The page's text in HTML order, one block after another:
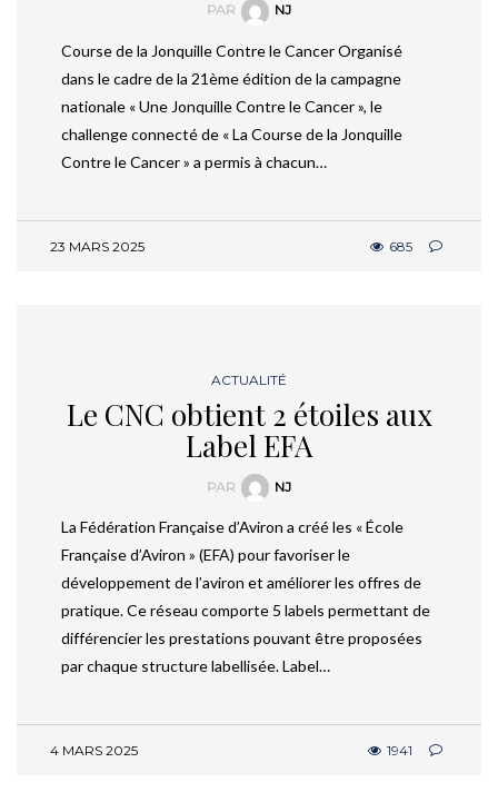
PAR NJ
Course de la Jonquille Contre le Cancer Organisé
dans le cadre de la 21ème édition de la campagne
nationale « Une Jonquille Contre le Cancer », le
challenge connecté de « La Course de la Jonquille
Contre le Cancer » a permis à chacun…
23 MARS 2025 685
ACTUALITÉ
Le CNC obtient 2 étoiles aux
Label EFA
PAR NJ
La Fédération Française d’Aviron a créé les « École
Française d’Aviron » (EFA) pour favoriser le
développement de l’aviron et améliorer les offres de
pratique. Ce réseau comporte 5 labels permettant de
différencier les prestations pouvant être proposées
par chaque structure labellisée. Label…
4 MARS 2025 1941